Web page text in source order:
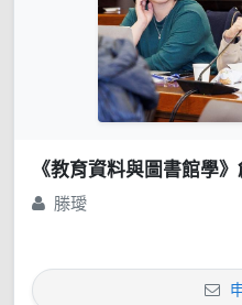
《教育資料與圖書館學
滕璦